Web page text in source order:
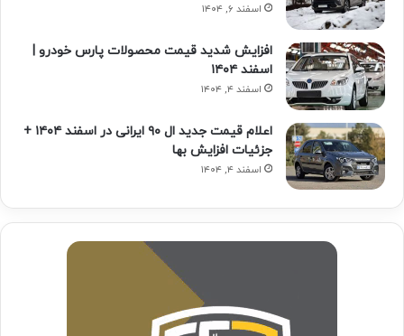
اسفند ۶, ۱۴۰۴
افزایش شدید قیمت محصولات پارس خودرو |
اسفند ۱۴۰۴
اسفند ۴, ۱۴۰۴
اعلام قیمت جدید ال ۹۰ ایرانی در اسفند ۱۴۰۴ +
جزئیات افزایش بها
اسفند ۴, ۱۴۰۴